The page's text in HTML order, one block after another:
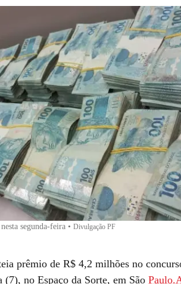
segunda-feira • Divulgação PF
prêmio de R$ 4,2 milhões no
(7), no Espaço da Sorte, em São